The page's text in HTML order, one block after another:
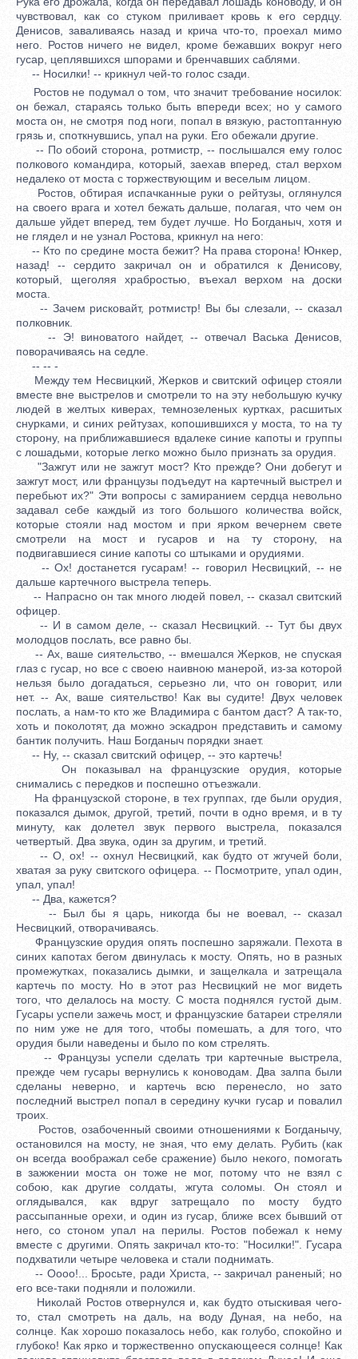
чувствовал, как со стуком приливает кровь к его сердцу.
Денисов, заваливаясь назад и крича что-то, проехал мимо
него. Ростов ничего не видел, кроме бежавших вокруг него
гусар, цеплявшихся шпорами и бренчавших саблями.
-- Носилки! -- крикнул чей-то голос сзади.
Ростов не подумал о том, что значит требование носилок:
он бежал, стараясь только быть впереди всех; но у самого
моста он, не смотря под ноги, попал в вязкую, растоптанную
грязь и, споткнувшись, упал на руки. Его обежали другие.
-- По обоий сторона, ротмистр, -- послышался ему голос
полкового командира, который, заехав вперед, стал верхом
недалеко от моста с торжествующим и веселым лицом.
Ростов, обтирая испачканные руки о рейтузы, оглянулся
на своего врага и хотел бежать дальше, полагая, что чем он
дальше уйдет вперед, тем будет лучше. Но Богданыч, хотя и
не глядел и не узнал Ростова, крикнул на него:
-- Кто по средине моста бежит? На права сторона! Юнкер,
назад! -- сердито закричал он и обратился к Денисову,
который, щеголяя храбростью, въехал верхом на доски
моста.
-- Зачем рисковайт, ротмистр! Вы бы слезали, -- сказал
полковник.
-- Э! виноватого найдет, -- отвечал Васька Денисов,
поворачиваясь на седле.
-- -- -
Между тем Несвицкий, Жерков и свитский офицер стояли
вместе вне выстрелов и смотрели то на эту небольшую кучку
людей в желтых киверах, темнозеленых куртках, расшитых
снурками, и синих рейтузах, копошившихся у моста, то на ту
сторону, на приближавшиеся вдалеке синие капоты и группы
с лошадьми, которые легко можно было признать за орудия.
"Зажгут или не зажгут мост? Кто прежде? Они добегут и
зажгут мост, или французы подъедут на картечный выстрел и
перебьют их?" Эти вопросы с замиранием сердца невольно
задавал себе каждый из того большого количества войск,
которые стояли над мостом и при ярком вечернем свете
смотрели на мост и гусаров и на ту сторону, на
подвигавшиеся синие капоты со штыками и орудиями.
-- Ох! достанется гусарам! -- говорил Несвицкий, -- не
дальше картечного выстрела теперь.
-- Напрасно он так много людей повел, -- сказал свитский
офицер.
-- И в самом деле, -- сказал Несвицкий. -- Тут бы двух
молодцов послать, все равно бы.
-- Ах, ваше сиятельство, -- вмешался Жерков, не спуская
глаз с гусар, но все с своею наивною манерой, из-за которой
нельзя было догадаться, серьезно ли, что он говорит, или
нет. -- Ах, ваше сиятельство! Как вы судите! Двух человек
послать, а нам-то кто же Владимира с бантом даст? А так-то,
хоть и поколотят, да можно эскадрон представить и самому
бантик получить. Наш Богданыч порядки знает.
-- Ну, -- сказал свитский офицер, -- это картечь!
Он показывал на французские орудия, которые
снимались с передков и поспешно отъезжали.
На французской стороне, в тех группах, где были орудия,
показался дымок, другой, третий, почти в одно время, и в ту
минуту, как долетел звук первого выстрела, показался
четвертый. Два звука, один за другим, и третий.
-- О, ох! -- охнул Несвицкий, как будто от жгучей боли,
хватая за руку свитского офицера. -- Посмотрите, упал один,
упал, упал!
-- Два, кажется?
-- Был бы я царь, никогда бы не воевал, -- сказал
Несвицкий, отворачиваясь.
Французские орудия опять поспешно заряжали. Пехота в
синих капотах бегом двинулась к мосту. Опять, но в разных
промежутках, показались дымки, и защелкала и затрещала
картечь по мосту. Но в этот раз Несвицкий не мог видеть
того, что делалось на мосту. С моста поднялся густой дым.
Гусары успели зажечь мост, и французские батареи стреляли
по ним уже не для того, чтобы помешать, а для того, что
орудия были наведены и было по ком стрелять.
-- Французы успели сделать три картечные выстрела,
прежде чем гусары вернулись к коноводам. Два залпа были
сделаны неверно, и картечь всю перенесло, но зато
последний выстрел попал в середину кучки гусар и повалил
троих.
Ростов, озабоченный своими отношениями к Богданычу,
остановился на мосту, не зная, что ему делать. Рубить (как
он всегда воображал себе сражение) было некого, помогать
в зажжении моста он тоже не мог, потому что не взял с
собою, как другие солдаты, жгута соломы. Он стоял и
оглядывался, как вдруг затрещало по мосту будто
рассыпанные орехи, и один из гусар, ближе всех бывший от
него, со стоном упал на перилы. Ростов побежал к нему
вместе с другими. Опять закричал кто-то: "Носилки!". Гусара
подхватили четыре человека и стали поднимать.
-- Оооо!... Бросьте, ради Христа, -- закричал раненый; но
его все-таки подняли и положили.
Николай Ростов отвернулся и, как будто отыскивая чего-
то, стал смотреть на даль, на воду Дуная, на небо, на
солнце. Как хорошо показалось небо, как голубо, спокойно и
глубоко! Как ярко и торжественно опускающееся солнце! Как